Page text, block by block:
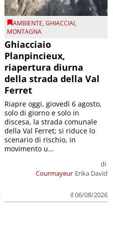
AMBIENTE,GHIACCIAI,
MONTAGNA
Ghiacciaio
Planpincieux,
riapertura diurna
della strada della Val
Ferret
Courmayeur
di
Erika David
il 06/08/2026
Riapre oggi, giovedì 6 agosto,
solo di giorno e solo in
discesa, la strada comunale
della Val Ferret; si riduce lo
scenario di rischio, in
movimento u...